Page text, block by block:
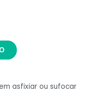
asfixiar ou sufocar